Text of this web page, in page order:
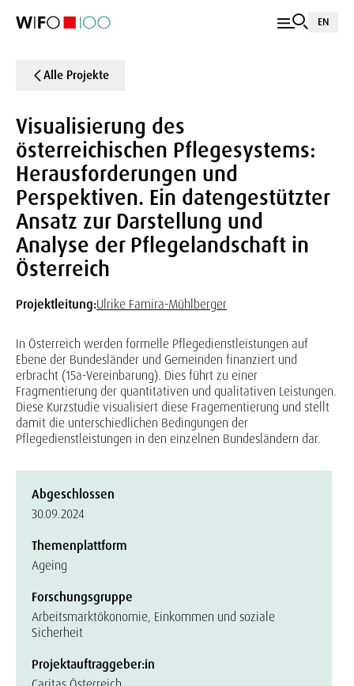
EN
Alle Projekte
Visualisierung des
österreichischen Pflegesystems:
Herausforderungen und
Perspektiven. Ein datengestützter
Ansatz zur Darstellung und
Analyse der Pflegelandschaft in
Österreich
Projektleitung:Ulrike Famira-Mühlberger
In Österreich werden formelle Pflegedienstleistungen auf
Ebene der Bundesländer und Gemeinden finanziert und
erbracht (15a-Vereinbarung). Dies führt zu einer
Fragmentierung der quantitativen und qualitativen Leistungen.
Diese Kurzstudie visualisiert diese Fragementierung und stellt
damit die unterschiedlichen Bedingungen der
Pflegedienstleistungen in den einzelnen Bundesländern dar.
Abgeschlossen
30.09.2024
Themenplattform
Ageing
Forschungsgruppe
Arbeitsmarktökonomie, Einkommen und soziale
Sicherheit
Projektauftraggeber:in